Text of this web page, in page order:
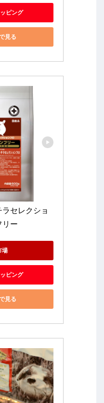
ピング
見る
セレクショ
リー
場
ピング
見る